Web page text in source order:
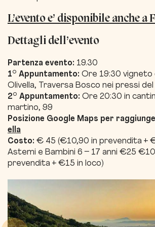
L’evento e’ disponibile anche a
Dettagli dell’evento
Partenza evento: 19.30
1° Appuntamento: Ore 19:30 vigneto
Olivella, Traversa Bosco nei pressi del
2° Appuntamento: Ore 20:30 in
martino, 99
Posizione Google Maps per
ella
Costo: € 45 (€10,90 in prevendita +
Astemi e Bambini 6 – 17 anni €25
prevendita + €15 in loco)